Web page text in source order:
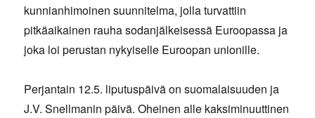
kunnianhimoinen suunnitelma, jolla turvattiin
pitkäaikainen rauha sodanjälkeisessä Euroopassa ja
joka loi perustan nykyiselle Euroopan unionille.
Perjantain 12.5. liputuspäivä on suomalaisuuden ja
J.V. Snellmanin päivä. Oheinen alle kaksiminuuttinen